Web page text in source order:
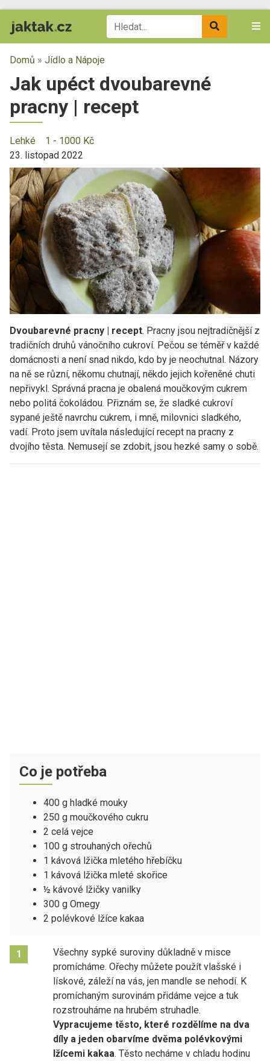
Domů » Jídlo a Nápoje
Jak upéct dvoubarevné
pracny | recept
Lehké
1 - 1000 Kč
23. listopad 2022
Dvoubarevné pracny | recept. Pracny jsou nejtradičnější z
tradičních druhů vánočního cukroví. Pečou se téměř v každé
domácnosti a není snad nikdo, kdo by je neochutnal. Názory
na ně se různí, někomu chutnají, někdo jejich kořeněné chuti
nepřivykl. Správná pracna je obalená moučkovým cukrem
nebo politá čokoládou. Přiznám se, že sladké cukroví
sypané ještě navrchu cukrem, i mně, milovnici sladkého,
vadí. Proto jsem uvítala následující recept na pracny z
dvojího těsta. Nemusejí se zdobit, jsou hezké samy o sobě.
Co je potřeba
400 g hladké mouky
250 g moučkového cukru
2 celá vejce
100 g strouhaných ořechů
1 kávová lžička mletého hřebíčku
1 kávová lžička mleté skořice
½ kávové lžičky vanilky
300 g Omegy
2 polévkové lžíce kakaa
1
Všechny sypké suroviny důkladně v misce
promícháme. Ořechy můžete použít vlašské i
lískové, záleží na vás, jen mandle se nehodí. K
promíchaným surovinám přidáme vejce a tuk
rozstrouháme na hrubém struhadle.
Vypracujeme těsto, které rozdělíme na dva
díly a jeden obarvíme dvěma polévkovými
lžícemi kakaa. Těsto necháme v chladu hodinu